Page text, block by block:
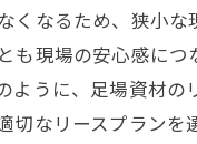
くなるため、狭小
も現場の安心感に
ように、足場資材
切なリースプラン